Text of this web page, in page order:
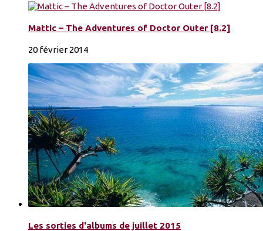
Mattic – The Adventures of Doctor Outer [8.2]
20 février 2014
Les sorties d'albums de juillet 2015